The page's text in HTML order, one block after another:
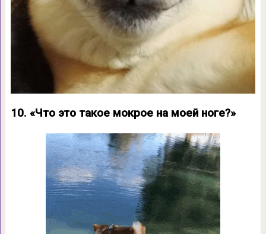
10. «Что это такое мокрое на моей ноге?»